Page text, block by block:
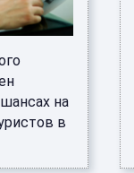
на
в